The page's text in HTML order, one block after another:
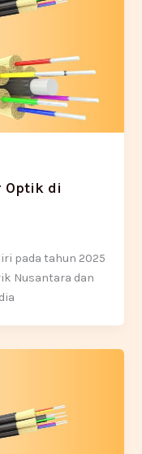
Optik di
pada tahun 2025
Nusantara dan